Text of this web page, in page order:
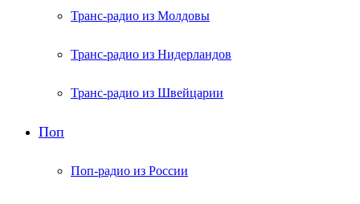
Транс-радио из Молдовы
Транс-радио из Нидерландов
Транс-радио из Швейцарии
Поп
Поп-радио из России